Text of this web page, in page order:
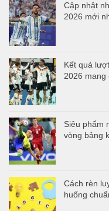
Cập nhật
2026 mới
Kết quả
2026 mang
Siêu phẩm
vòng bảng
Cách rèn
huống